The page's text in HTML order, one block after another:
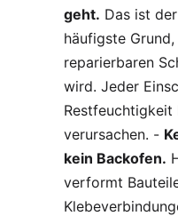
geht. Das ist
häufigste
reparierbaren
wird. Jeder
Restfeuchtigkeit
verursachen. -
kein Backofen.
verformt